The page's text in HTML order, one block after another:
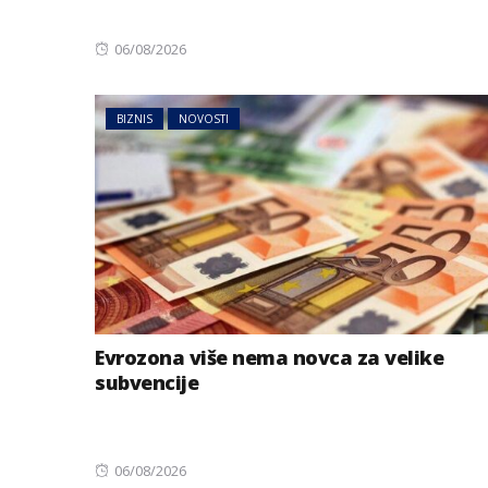
Posted
06/08/2026
BIZNIS NOVOSTI
Evrozona više nema novca za velike
subvencije
Posted
06/08/2026